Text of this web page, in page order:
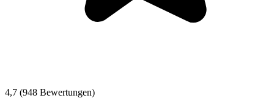
4,7 (948 Bewertungen)